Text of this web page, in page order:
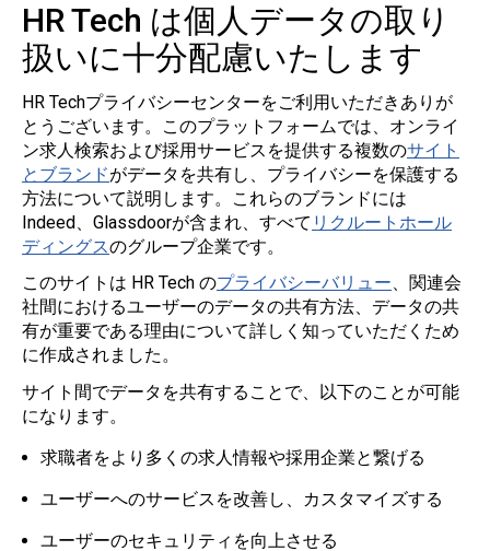
HR Tech は個人データの取り
扱いに十分配慮いたします
HR Techプライバシーセンターをご利用いただきありが
とうございます。このプラットフォームでは、オンライ
ン求人検索および採用サービスを提供する複数のサイト
とブランドがデータを共有し、プライバシーを保護する
方法について説明します。これらのブランドには
Indeed、Glassdoorが含まれ、すべて リクルートホール
ディングスのグループ企業です。
このサイトは HR Tech のプライバシーバリュー、関連会
社間におけるユーザーのデータの共有方法、データの共
有が重要である理由について詳しく知っていただくため
に作成されました。
サイト間でデータを共有することで、以下のことが可能
になります。
求職者をより多くの求人情報や採用企業と繋げる
ユーザーへのサービスを改善し、カスタマイズする
ユーザーのセキュリティを向上させる